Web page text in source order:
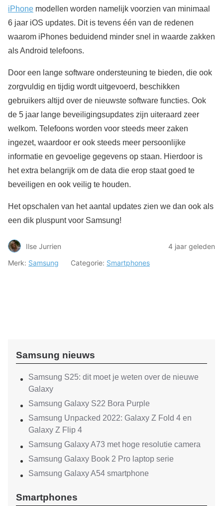
iPhone modellen worden namelijk voorzien van minimaal
6 jaar iOS updates. Dit is tevens één van de redenen
waarom iPhones beduidend minder snel in waarde zakken
als Android telefoons.
Door een lange software ondersteuning te bieden, die ook
zorgvuldig en tijdig wordt uitgevoerd, beschikken
gebruikers altijd over de nieuwste software functies. Ook
de 5 jaar lange beveiligingsupdates zijn uiteraard zeer
welkom. Telefoons worden voor steeds meer zaken
ingezet, waardoor er ook steeds meer persoonlijke
informatie en gevoelige gegevens op staan. Hierdoor is
het extra belangrijk om de data die erop staat goed te
beveiligen en ook veilig te houden.
Het opschalen van het aantal updates zien we dan ook als
een dik pluspunt voor Samsung!
Ilse Jurrien
4 jaar geleden
Merk: Samsung Categorie: Smartphones
Samsung nieuws
Samsung S25: dit moet je weten over de nieuwe
Galaxy
Samsung Galaxy S22 Bora Purple
Samsung Unpacked 2022: Galaxy Z Fold 4 en
Galaxy Z Flip 4
Samsung Galaxy A73 met hoge resolutie camera
Samsung Galaxy Book 2 Pro laptop serie
Samsung Galaxy A54 smartphone
Smartphones